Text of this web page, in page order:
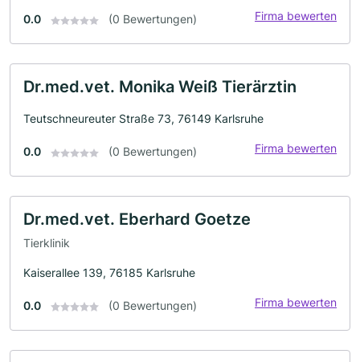
0.0 (0 Bewertungen) Firma bewerten
Dr.med.vet. Monika Weiß Tierärztin
Teutschneureuter Straße 73, 76149 Karlsruhe
0.0 (0 Bewertungen) Firma bewerten
Dr.med.vet. Eberhard Goetze
Tierklinik
Kaiserallee 139, 76185 Karlsruhe
0.0 (0 Bewertungen) Firma bewerten